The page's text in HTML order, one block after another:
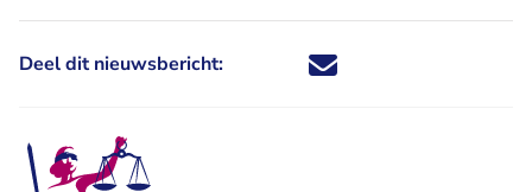
Deel dit nieuwsbericht: Deel dit nieuwsbericht via X -
Deel dit nieuwsbericht via
Deel dit nieuwsbericht
Deel dit